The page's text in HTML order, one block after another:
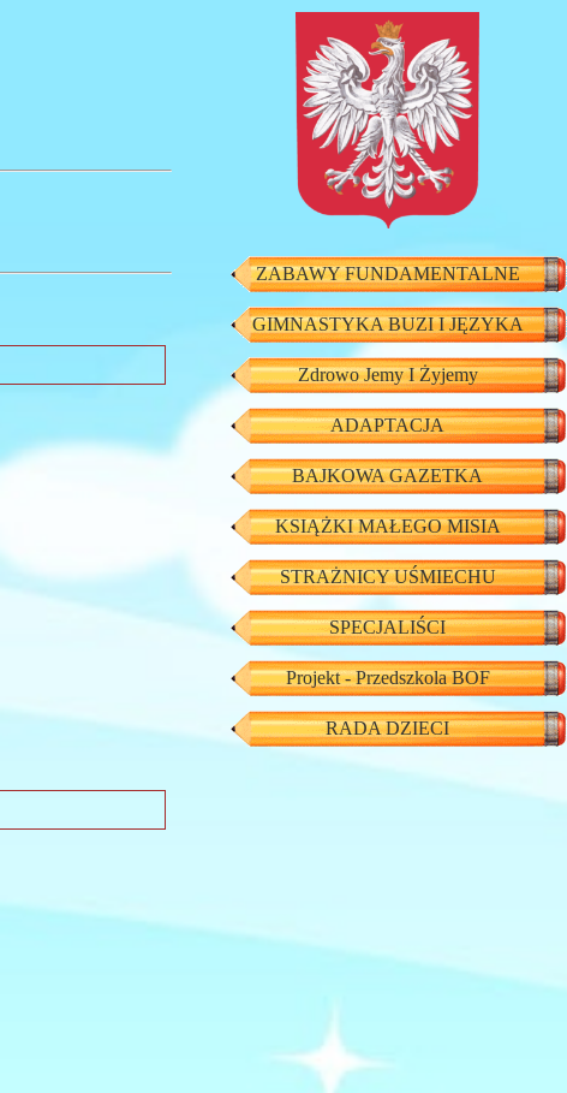
ZABAWY FUNDAMENTALNE
GIMNASTYKA BUZI I JĘZYKA
Zdrowo Jemy I Żyjemy
ADAPTACJA
BAJKOWA GAZETKA
KSIĄŻKI MAŁEGO MISIA
STRAŻNICY UŚMIECHU
SPECJALIŚCI
Projekt - Przedszkola BOF
RADA DZIECI